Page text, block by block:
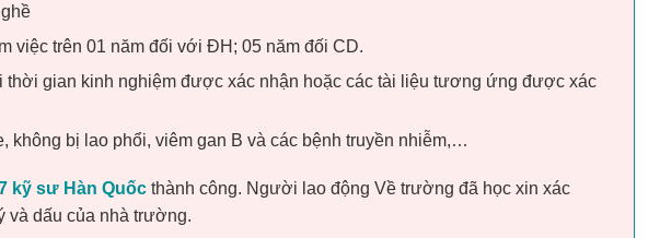
việc trên 01 năm đối với ĐH; 05 năm đối CD.
thời gian kinh nghiệm được xác nhận hoặc các tài liệu tương ứng được xác
không bị lao phổi, viêm gan B và các bệnh truyền nhiễm,…
kỹ sư Hàn Quốc thành công. Người lao động Về trường đã học xin xác
và dấu của nhà trường.